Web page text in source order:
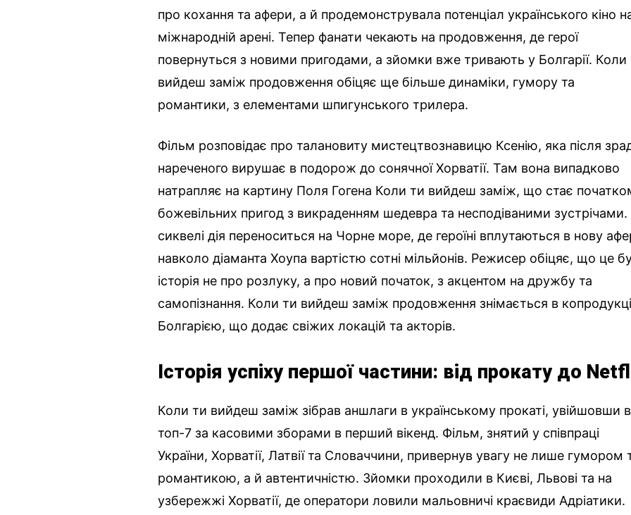
про кохання та афери, а й продемонструвала потенціал українського кіно
міжнародній арені. Тепер фанати чекають на продовження, де герої
повернуться з новими пригодами, а зйомки вже тривають у Болгарії. Коли
вийдеш заміж продовження обіцяє ще більше динаміки, гумору та
романтики, з елементами шпигунського трилера.
Фільм розповідає про талановиту мистецтвознавицю Ксенію, яка після
нареченого вирушає в подорож до сонячної Хорватії. Там вона випадково
натрапляє на картину Поля Гогена Коли ти вийдеш заміж, що стає
божевільних пригод з викраденням шедевра та несподіваними зустрічами.
сиквелі дія переноситься на Чорне море, де героїні вплутаються в нову
навколо діаманта Хоупа вартістю сотні мільйонів. Режисер обіцяє, що це
історія не про розлуку, а про новий початок, з акцентом на дружбу та
самопізнання. Коли ти вийдеш заміж продовження знімається в
Болгарією, що додає свіжих локацій та акторів.
Історія успіху першої частини: від прокату до
Коли ти вийдеш заміж зібрав аншлаги в українському прокаті, увійшовши в
топ-7 за касовими зборами в перший вікенд. Фільм, знятий у співпраці
України, Хорватії, Латвії та Словаччини, привернув увагу не лише гумором
романтикою, а й автентичністю. Зйомки проходили в Києві, Львові та на
узбережжі Хорватії, де оператори ловили мальовничі краєвиди Адріатики.